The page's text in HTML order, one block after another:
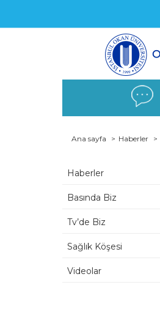
Ana sayfa Haberler
Haberler
Basında Biz
Tv’de Biz
Sağlık Köşesi
Videolar